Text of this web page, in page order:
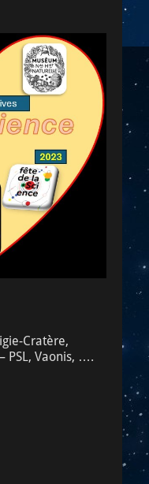
Cratère,
PSL, Vaonis, ….